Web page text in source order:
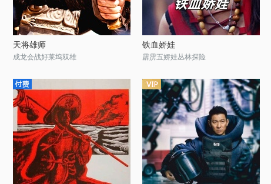
天将雄师
成龙会战好莱坞双雄
铁血娇娃
霹雳五娇娃丛林探险